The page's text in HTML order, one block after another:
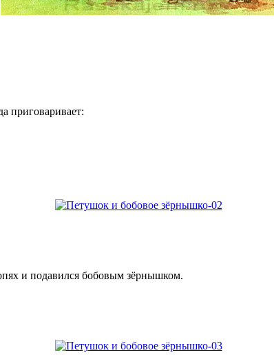
приговаривает:
и подавился бобовым зёрнышком.